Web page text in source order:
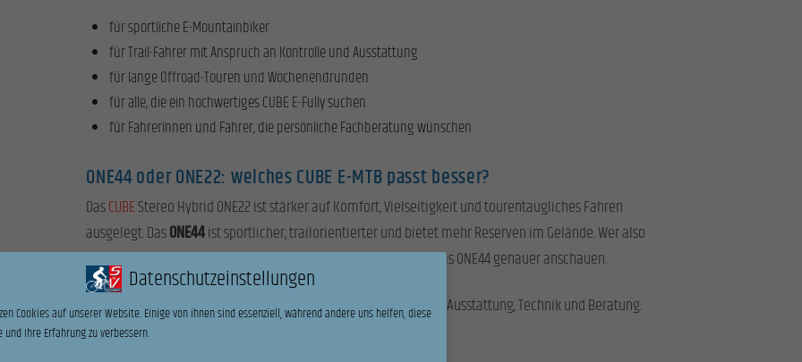
für sportliche E-Mountainbiker
für Trail-Fahrer mit Anspruch an Kontrolle und Ausstattung
für lange Offroad-Touren und Wochenendrunden
für alle, die ein hochwertiges CUBE E-Fully suchen
für Fahrerinnen und Fahrer, die persönliche Fachberatung wünschen
ONE44 oder ONE22: welches CUBE E-MTB passt besser?
DasCUBEStereo Hybrid ONE22 ist stärker auf Komfort, Vielseitigkeit und tourentaugliches Fahren
ausgelegt. DasONE44ist sportlicher, trailorientierter und bietet mehr Reserven im Gelände. Wer also
häufiger auf anspruchsvollen Wegen unterwegs ist, sollte sich das ONE44 genauer anschauen.
Die ausführliche Produktseite zeigt dir alle wichtigen Details zur Ausstattung, Technik und Beratung:
Datenschutzeinstellungen
Cookies auf unserer Website. Einige von ihnen sind essenziell, während andere uns helfen, diese
und Ihre Erfahrung zu verbessern.